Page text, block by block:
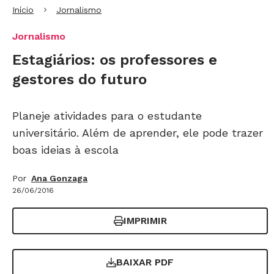
Início Jornalismo
Jornalismo
Estagiários: os professores e
gestores do futuro
Planeje atividades para o estudante
universitário. Além de aprender, ele pode trazer
boas ideias à escola
Por Ana Gonzaga
26/06/2016
IMPRIMIR
BAIXAR PDF